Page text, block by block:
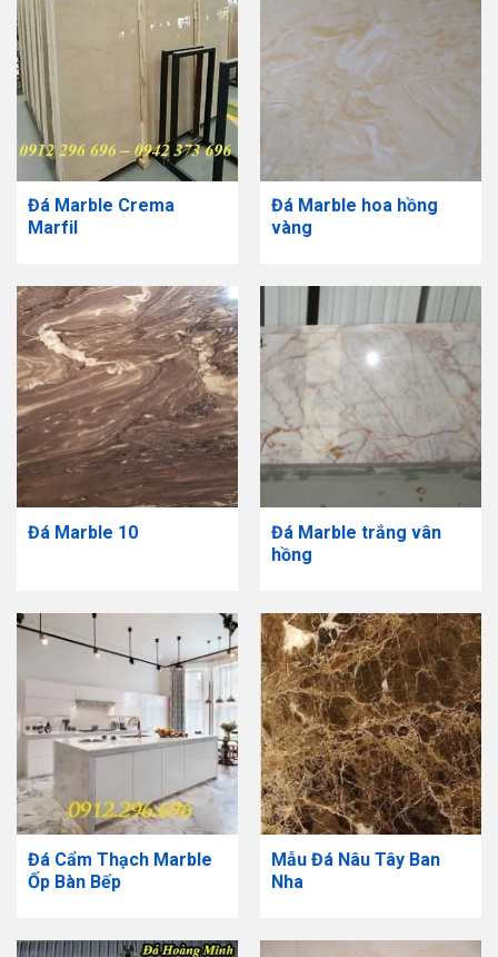
Đá Marble Crema
Marfil
Đá Marble hoa hồng
vàng
Đá Marble 10
Đá Marble trắng vân
hồng
Đá Cẩm Thạch Marble
Ốp Bàn Bếp
Mẫu Đá Nâu Tây Ban
Nha